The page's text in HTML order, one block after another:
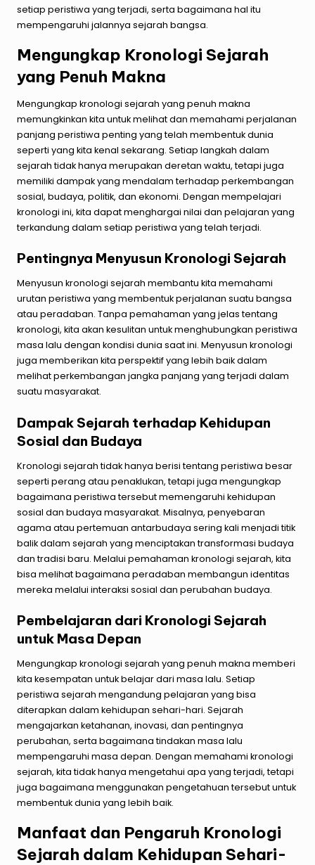
setiap peristiwa yang terjadi, serta bagaimana hal itu
mempengaruhi jalannya sejarah bangsa.
Mengungkap Kronologi Sejarah
yang Penuh Makna
Mengungkap kronologi sejarah yang penuh makna
memungkinkan kita untuk melihat dan memahami perjalanan
panjang peristiwa penting yang telah membentuk dunia
seperti yang kita kenal sekarang. Setiap langkah dalam
sejarah tidak hanya merupakan deretan waktu, tetapi juga
memiliki dampak yang mendalam terhadap perkembangan
sosial, budaya, politik, dan ekonomi. Dengan mempelajari
kronologi ini, kita dapat menghargai nilai dan pelajaran yang
terkandung dalam setiap peristiwa yang telah terjadi.
Pentingnya Menyusun Kronologi Sejarah
Menyusun kronologi sejarah membantu kita memahami
urutan peristiwa yang membentuk perjalanan suatu bangsa
atau peradaban. Tanpa pemahaman yang jelas tentang
kronologi, kita akan kesulitan untuk menghubungkan peristiwa
masa lalu dengan kondisi dunia saat ini. Menyusun kronologi
juga memberikan kita perspektif yang lebih baik dalam
melihat perkembangan jangka panjang yang terjadi dalam
suatu masyarakat.
Dampak Sejarah terhadap Kehidupan
Sosial dan Budaya
Kronologi sejarah tidak hanya berisi tentang peristiwa besar
seperti perang atau penaklukan, tetapi juga mengungkap
bagaimana peristiwa tersebut memengaruhi kehidupan
sosial dan budaya masyarakat. Misalnya, penyebaran
agama atau pertemuan antarbudaya sering kali menjadi titik
balik dalam sejarah yang menciptakan transformasi budaya
dan tradisi baru. Melalui pemahaman kronologi sejarah, kita
bisa melihat bagaimana peradaban membangun identitas
mereka melalui interaksi sosial dan perubahan budaya.
Pembelajaran dari Kronologi Sejarah
untuk Masa Depan
Mengungkap kronologi sejarah yang penuh makna memberi
kita kesempatan untuk belajar dari masa lalu. Setiap
peristiwa sejarah mengandung pelajaran yang bisa
diterapkan dalam kehidupan sehari-hari. Sejarah
mengajarkan ketahanan, inovasi, dan pentingnya
perubahan, serta bagaimana tindakan masa lalu
mempengaruhi masa depan. Dengan memahami kronologi
sejarah, kita tidak hanya mengetahui apa yang terjadi, tetapi
juga bagaimana menggunakan pengetahuan tersebut untuk
membentuk dunia yang lebih baik.
Manfaat dan Pengaruh Kronologi
Sejarah dalam Kehidupan Sehari-